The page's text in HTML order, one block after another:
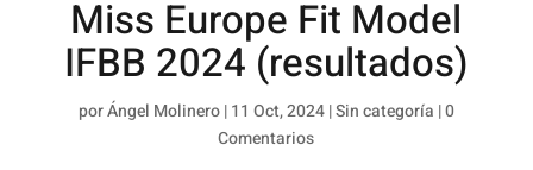
Miss Europe Fit Model
IFBB 2024 (resultados)
porÁngel Molinero|11 Oct, 2024|Sin categoría |0
Comentarios